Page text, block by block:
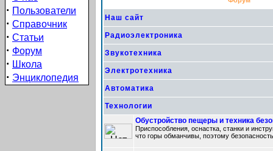
· Пользователи
· Справочник
· Статьи
· Форум
· Школа
· Энциклопедия
Наш сайт
Радиоэлектроника
Звукотехника
Электротехника
Автоматика
Технологии
Обустройство пещеры и техника
Приспособления, оснастка, станки и
что горы обманчивы, поэтому